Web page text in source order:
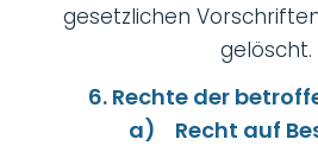
gesetzlichen
gelöscht.
6. Rechte der
a) Recht auf